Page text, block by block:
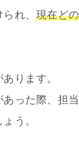
れ、 現在ど
ります。
った際、担
う。